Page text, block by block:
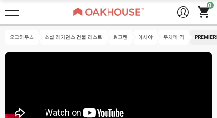
오크하우스 소셜 레지던스 건물 리스트 효고켄 아시야 우치데 역